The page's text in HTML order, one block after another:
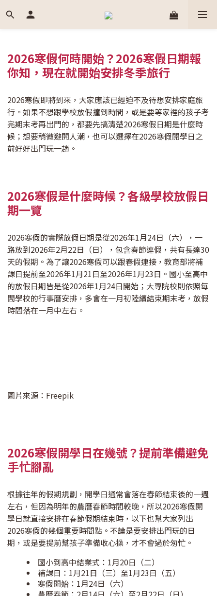
2026寒假何時開始？2026寒假日期報
你知，現在就開始安排冬季旅行
2026寒假即將到來，大家應該已經迫不及待想安排家庭旅
行。如果不想跟學校放假撞到時間，或是要等家裡的孩子考
完期末考再出門的，都要先搞清楚2026寒假日期是什麼時
候；想要稍微避開人潮，也可以選擇在2026寒假開學日之
前好好出門玩一趟。
2026寒假是什麼時候？各級學校放假日
期一覽
2026寒假的實際放假日期是從2026年1月24日（六），一
路放到2026年2月22日（日），包含春節連假，共有長達30
天的假期。為了讓2026寒假可以跟春假連接，教育部將補
課日提前至2026年1月21日至2026年1月23日。國小至高中
的放假日期皆是從2026年1月24日開始；大專院校則依照每
間學校的行事曆安排，多會在一月初陸續結束期末考，放假
時間落在一月中左右。
圖片來源：Freepik
2026寒假開學日在幾號？提前準備避免
手忙腳亂
根據往年的假期規劃，開學日通常會落在春節結束後的一週
左右，但因為明年的農曆春節時間較晚，所以2026寒假開
學日就直接安排在春節假期結束時，以下也幫大家列出
2026寒假的幾個重要時間點。不論是要安排出門玩的日
期，或是要提前幫孩子準備收心操，才不會過於匆忙。
國小到高中結業式：1月20日（二）
補課日：1月21日（三）至1月23日（五）
寒假開始：1月24日（六）